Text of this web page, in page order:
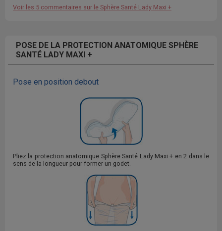
Voir les 5 commentaires sur le Sphère Santé Lady Maxi +
POSE DE LA PROTECTION ANATOMIQUE SPHÈRE
SANTÉ LADY MAXI +
Pose en position debout
Pliez la protection anatomique Sphère Santé Lady Maxi + en 2 dans le
sens de la longueur pour former un godet.